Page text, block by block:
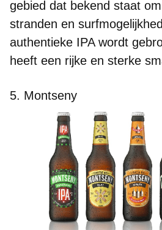
gebied dat bekend staat
stranden en
authentieke IPA wordt
heeft een rijke en sterke
5. Montseny